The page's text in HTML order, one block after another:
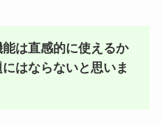
は直感的に使えるか
はならないと思いま